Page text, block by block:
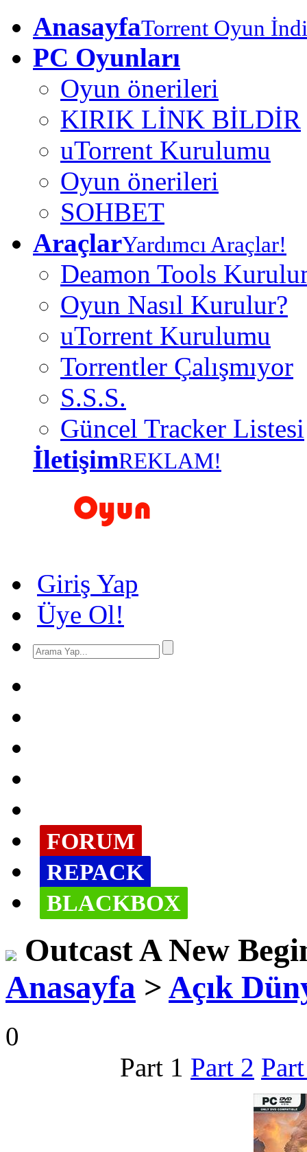
AnasayfaTorrent Oyun
PC Oyunları
Oyun önerileri
KIRIK LİNK BİLDİR
uTorrent Kurulumu
Oyun önerileri
SOHBET
AraçlarYardımcı Araçlar!
Deamon Tools
Oyun Nasıl Kurulur?
uTorrent Kurulumu
Torrentler Çalışmıyor
S.S.S.
Güncel Tracker Listesi
İletişimREKLAM!
Giriş Yap
Üye Ol!
FORUM
REPACK
BLACKBOX
Outcast A New
Anasayfa > Açık
0
Part 1 Part 2